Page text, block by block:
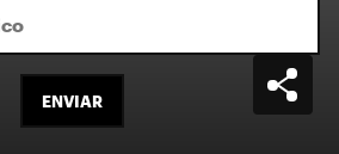
ENVIAR